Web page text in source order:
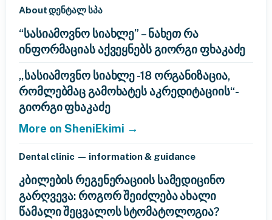
About დენტალ სპა
“სასიამოვნო სიახლე” – ნახეთ რა
ინფორმაციას აქვეყნებს გიორგი ფხაკაძე
„სასიამოვნო სიახლე -18 ორგანიზაცია,
რომლებმაც გამოხატეს აკრედიტაციის“-
გიორგი ფხაკაძე
More on SheniEkimi →
Dental clinic — information & guidance
კბილების რეგენერაციის სამედიცინო
გარღვევა: როგორ შეიძლება ახალი
წამალი შეცვალოს სტომატოლოგია?